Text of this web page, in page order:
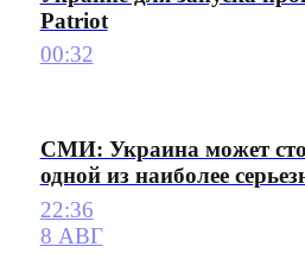
Patriot
00:32
СМИ: Украина может
одной из наиболее
22:36
8 АВГ